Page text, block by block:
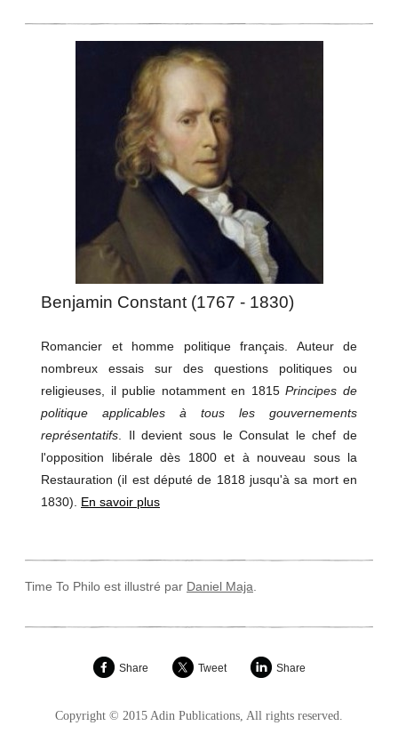
Benjamin Constant (1767 - 1830)
Romancier et homme politique français. Auteur de
nombreux essais sur des questions politiques ou
religieuses, il publie notamment en 1815Principes de
politique applicables à tous les gouvernements
représentatifs . Il devient sous le Consulat le chef de
l'opposition libérale dès 1800 et à nouveau sous la
Restauration (il est député de 1818 jusqu'à sa mort en
1830).
En savoir plus
Time To Philo est illustré par Daniel Maja
Share Tweet Share
Copyright © 2015 Adin Publications, All rights reserved.